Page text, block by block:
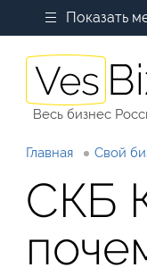
Показать
Весь бизнес
Главная Свой
СКБ